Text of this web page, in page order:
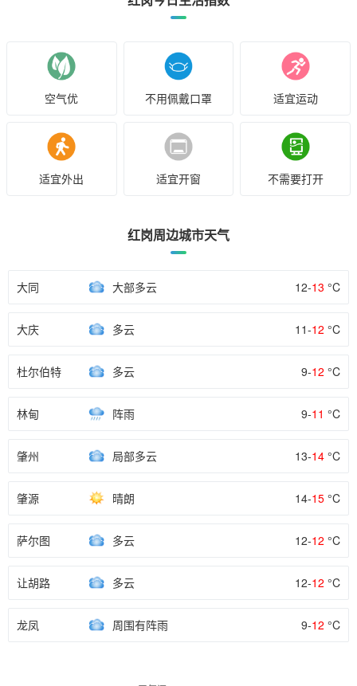
空气优 不用佩戴口罩 适宜运动
适宜外出 适宜开窗 不需要打开
红岗周边城市天气
大同 大部多云 12-13 °C
大庆 多云 11-12 °C
杜尔伯特 多云 9-12 °C
林甸 阵雨 9-11 °C
肇州 局部多云 13-14 °C
肇源 晴朗 14-15 °C
萨尔图 多云 12-12 °C
让胡路 多云 12-12 °C
龙凤 周围有阵雨 9-12 °C